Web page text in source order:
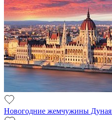
Новогодние жемчужины